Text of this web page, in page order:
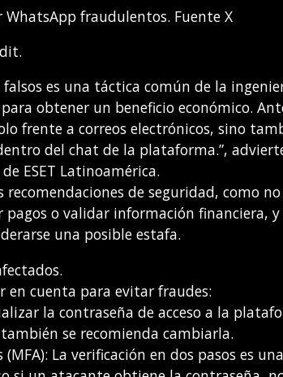
fraudulentos. Fuente X
es una táctica común de la
obtener un beneficio económico.
frente a correos electrónicos, sino
del chat de la plataforma.”,
ESET Latinoamérica.
de seguridad, como no
o validar información financiera,
una posible estafa.
en cuenta para evitar fraudes:
la contraseña de acceso a la
se recomienda cambiarla.
La verificación en dos pasos es